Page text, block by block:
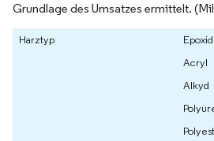
Grundlage des Umsatzes ermittelt.
Harztyp
Epoxid
Acryl
Alkyd